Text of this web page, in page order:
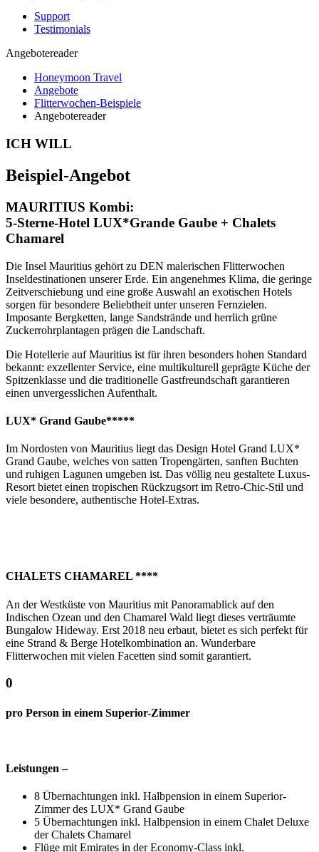
Support
Testimonials
Angebotereader
Honeymoon Travel
Angebote
Flitterwochen-Beispiele
Angebotereader
ICH WILL
Beispiel-Angebot
MAURITIUS Kombi:
5-Sterne-Hotel LUX*Grande Gaube + Chalets
Chamarel
Die Insel Mauritius gehört zu DEN malerischen Flitterwochen
Inseldestinationen unserer Erde. Ein angenehmes Klima, die geringe
Zeitverschiebung und eine große Auswahl an exotischen Hotels
sorgen für besondere Beliebtheit unter unseren Fernzielen.
Imposante Bergketten, lange Sandstrände und herrlich grüne
Zuckerrohrplantagen prägen die Landschaft.
Die Hotellerie auf Mauritius ist für ihren besonders hohen Standard
bekannt: exzellenter Service, eine multikulturell geprägte Küche der
Spitzenklasse und die traditionelle Gastfreundschaft garantieren
einen unvergesslichen Aufenthalt.
LUX* Grand Gaube*****
Im Nordosten von Mauritius liegt das Design Hotel Grand LUX*
Grand Gaube, welches von satten Tropengärten, sanften Buchten
und ruhigen Lagunen umgeben ist. Das völlig neu gestaltete Luxus-
Resort bietet einen tropischen Rückzugsort im Retro-Chic-Stil und
viele besondere, authentische Hotel-Extras.
CHALETS CHAMAREL ****
An der Westküste von Mauritius mit Panoramablick auf den
Indischen Ozean und den Chamarel Wald liegt dieses verträumte
Bungalow Hideway. Erst 2018 neu erbaut, bietet es sich perfekt für
eine Strand & Berge Hotelkombination an. Wunderbare
Flitterwochen mit vielen Facetten sind somit garantiert.
0
pro Person in einem Superior-Zimmer
Leistungen –
8 Übernachtungen inkl. Halbpension in einem Superior-
Zimmer des LUX* Grand Gaube
5 Übernachtungen inkl. Halbpension in einem Chalet Deluxe
der Chalets Chamarel
Flüge mit Emirates in der Economy-Class inkl.